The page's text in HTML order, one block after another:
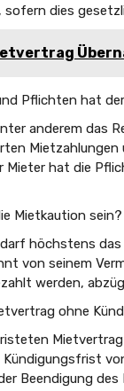
sofern dies
Pflichten hat
anderem das
Mieter hat die
Mietkaution sein?
höchstens
von seinem
werden,
ohne
Kündigungsfrist
Beendigung